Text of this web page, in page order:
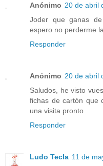
Anónimo 20 de abril
Joder que ganas
espero no perderme
Responder
Anónimo 20 de abril
Saludos, he visto
fichas de cartón que
una visita pronto
Responder
Ludo Tecla 11 de